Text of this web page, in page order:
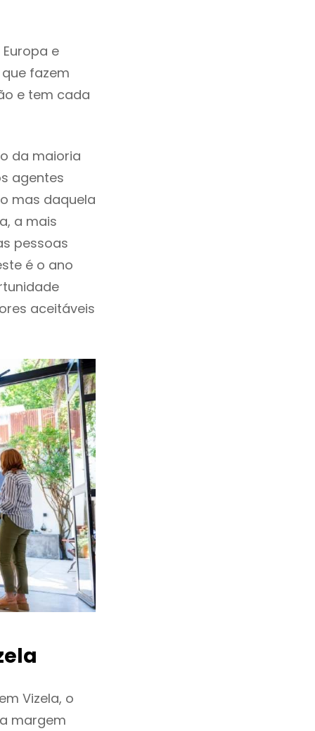
e
fazem
e tem cada
da maioria
agentes
mas daquela
a mais
pessoas
é o ano
aceitáveis
Vizela, o
margem